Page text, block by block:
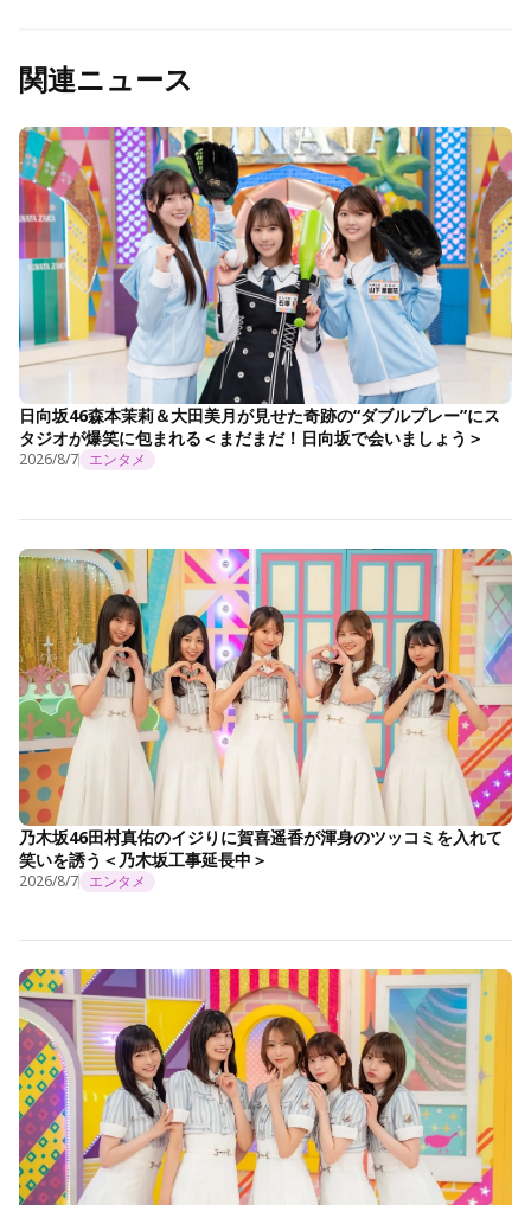
関連ニュース
日向坂46森本茉莉＆大田美月が見せた奇跡の“ダブルプレー”にス
タジオが爆笑に包まれる＜まだまだ！日向坂で会いましょう＞
2026/8/7 エンタメ
乃木坂46田村真佑のイジりに賀喜遥香が渾身のツッコミを入れて
笑いを誘う＜乃木坂工事延長中＞
2026/8/7 エンタメ